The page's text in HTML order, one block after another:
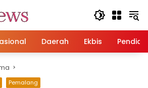
Daerah Ekbis
Pemalang